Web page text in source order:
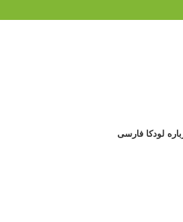
لودکا فارسی